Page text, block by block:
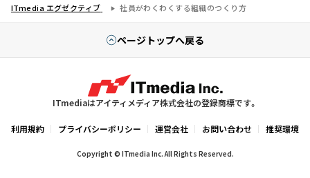
ITmedia エグゼクティブ 社員がわくわくする組織のつくり方
ページトップへ戻る
ITmediaはアイティメディア株式会社の登録商標です。
利用規約 プライバシーポリシー 運営会社 お問い合わせ 推奨環境
Copyright © ITmedia Inc. All Rights Reserved.